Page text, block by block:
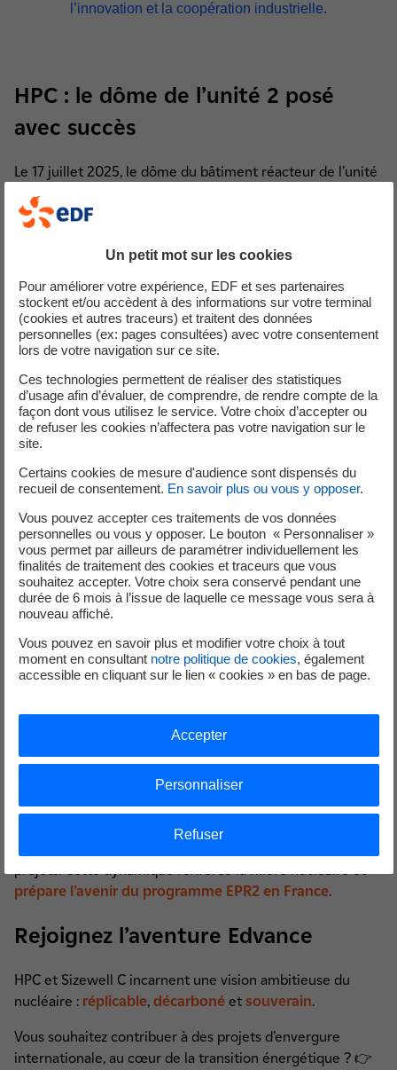
l’innovation et la coopération industrielle.
HPC : le dôme de l’unité 2 posé
avec succès
Le 17 juillet 2025, le dôme du bâtiment réacteur de l’unité
2 a été installé avec précision par Big Carl, la plus grande
grue terrestre du monde.
245 tonnes,14 m de haut,47 m de
Cette étape marque la fin du gros œuvre et le début de
l’installation des systèmes électromécaniques.
Réplication : un modèle éprouvé
pour HPC et Sizewell C
Grâce à l’expérience acquise sur l’unité 1, l’unité 2 est
construite 20 à 30 % plus rapidement. Cette efficacité
repose sur la réplication de la conception, la
préfabrication et des levages intégrés. Sizewell C, basé sur
le même design EPR, bénéficiera directement de ces
gains de performance.
Sizewell C : EDF confirme son
Le 22 juillet, EDF a annoncé un investissement pouvant
Edvance y assurera à nouveaul’ingénierie de l’îlot
, garantissant la continuité technique avec HPC.
Une dynamique collective
Plus de 12 000 personnes et 1 000 entreprises, dont de
projets. Cette dynamique renforce la filière nucléaire et
prépare l’avenir du programme EPR2 en France.
Rejoignez l’aventure Edvance
HPC et Sizewell C incarnent une vision ambitieuse du
nucléaire : réplicable, décarboné et souverain.
Vous souhaitez contribuer à des projets d’envergure
internationale, au cœur de la transition énergétique ? 👉
Un petit mot sur les cookies
Pour améliorer votre expérience, EDF et ses partenaires
stockent et/ou accèdent à des informations sur votre terminal
(cookies et autres traceurs) et traitent des données
personnelles (ex: pages consultées) avec votre consentement
lors de votre navigation sur ce site.
Ces technologies permettent de réaliser des statistiques
d’usage afin d’évaluer, de comprendre, de rendre compte de la
façon dont vous utilisez le service. Votre choix d’accepter ou
de refuser les cookies n’affectera pas votre navigation sur le
site.
Certains cookies de mesure d'audience sont dispensés du
recueil de consentement. En savoir plus ou vous y opposer.
Vous pouvez accepter ces traitements de vos données
personnelles ou vous y opposer. Le bouton « Personnaliser »
vous permet par ailleurs de paramétrer individuellement les
finalités de traitement des cookies et traceurs que vous
souhaitez accepter. Votre choix sera conservé pendant une
durée de 6 mois à l’issue de laquelle ce message vous sera à
nouveau affiché.
Vous pouvez en savoir plus et modifier votre choix à tout
moment en consultant notre politique de cookies, également
accessible en cliquant sur le lien « cookies » en bas de page.
Refuser
Personnaliser
Accepter